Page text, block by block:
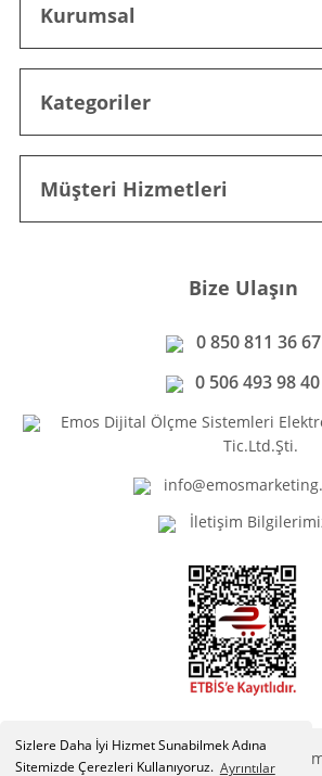
Sizlere Daha İyi Hizmet Sunabilmek Adına
Sitemizde Çerezleri Kullanıyoruz. Ayrıntılar
Kurumsal
Kategoriler
Müşteri Hizmetleri
Bize Ulaşın
0 850 811 36 67
0 506 493 98 40
Emos Dijital Ölçme Sistemleri
Tic.Ltd.Şti.
İletişim
Copyright © Emosmarketing.com.